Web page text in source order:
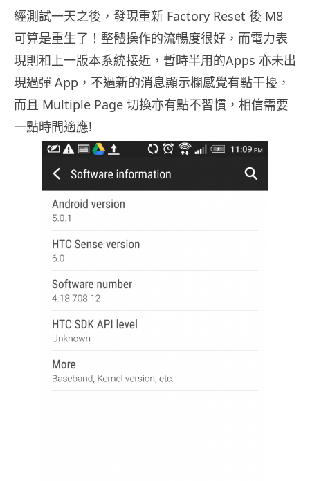
經測試一天之後，發現重新 Factory Reset 後 M8
可算是重生了！整體操作的流暢度很好，而電力表
現則和上一版本系統接近，暫時半用的Apps 亦未出
現過彈 App，不過新的消息顯示欄感覺有點干擾，
而且 Multiple Page 切換亦有點不習慣，相信需要
一點時間適應!